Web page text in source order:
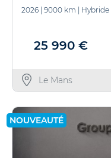
2026 9000 km Hybride
25 990 €
Le Mans
NOUVEAUTÉ